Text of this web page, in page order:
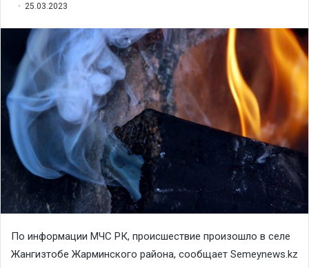
25.03.2023
По информации МЧС РК, происшествие произошло в селе
Жангизтобе Жарминского района, сообщает Semeynews.kz